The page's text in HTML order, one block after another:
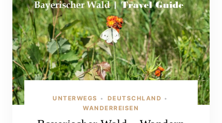
UNTERWEGS • DEUTSCHLAND •
WANDERREISEN